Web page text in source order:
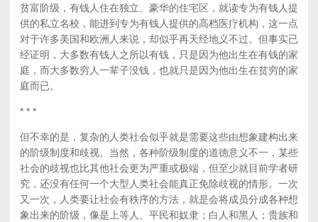
贫富阶级，有钱人住在独立、豪华的住宅区，就读专为有钱人提
供的私立名校，能进到专为有钱人提供的高档医疗机构，这一点
对于许多美国和欧洲人来说，却似乎再天经地义不过。但事实已
经证明，大多数有钱人之所以有钱，只是因为他出生在有钱的家
庭，而大多数穷人一辈子没钱，也就只是因为他出生在贫穷的家
庭而已。
* * *
但不幸的是，复杂的人类社会似乎就是需要这些由想象建构出来
的阶级制度和歧视。当然，各种阶级制度的道德意义不一，某些
社会的歧视也比其他社会更为严重或极端，但至少就目前学者研
究，还没有任何一个大型人类社会能真正免除歧视的情形。一次
又一次，人类要让社会有秩序的方法，就是会将成员分成各种想
象出来的阶级，像是上等人、平民和奴隶；白人和黑人；贵族和